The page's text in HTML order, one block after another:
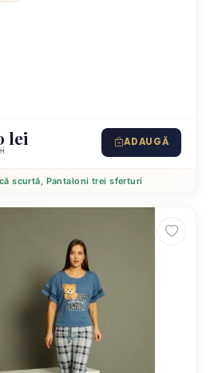
lei ADAUGĂ
scurtă, Pantaloni trei sferturi